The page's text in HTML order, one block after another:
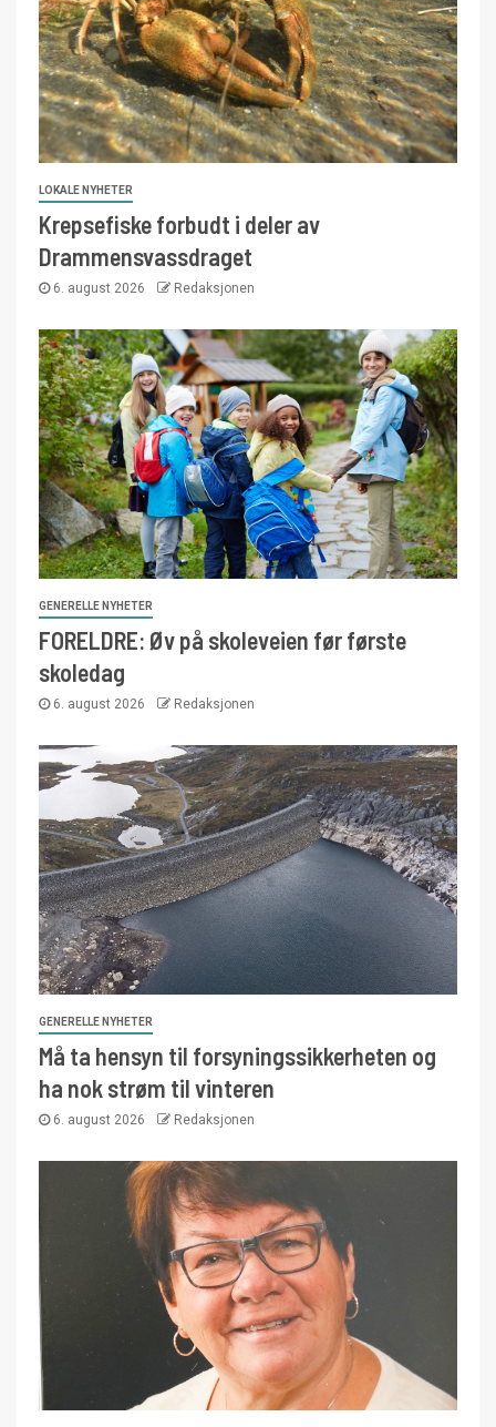
LOKALE NYHETER
Krepsefiske forbudt i deler av
Drammensvassdraget
6. august 2026 Redaksjonen
GENERELLE NYHETER
FORELDRE: Øv på skoleveien før første
skoledag
6. august 2026 Redaksjonen
GENERELLE NYHETER
Må ta hensyn til forsyningssikkerheten og
ha nok strøm til vinteren
6. august 2026 Redaksjonen